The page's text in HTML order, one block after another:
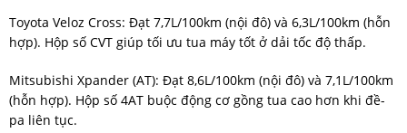
Toyota Veloz Cross: Đạt 7,7L/100km (nội đô) và 6,3L/100km (hỗn
hợp). Hộp số CVT giúp tối ưu tua máy tốt ở dải tốc độ thấp.
Mitsubishi Xpander (AT): Đạt 8,6L/100km (nội đô) và 7,1L/100km
(hỗn hợp). Hộp số 4AT buộc động cơ gồng tua cao hơn khi đề-
pa liên tục.